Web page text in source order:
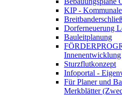
KIP -
Dorferneuerung
Bauleitplanung
Innenentwicklung
Sturzflutkonzept
Infoportal -
Für Planer und
Merkblätter